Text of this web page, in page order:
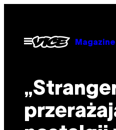
contentOpen
Menu
Magazine